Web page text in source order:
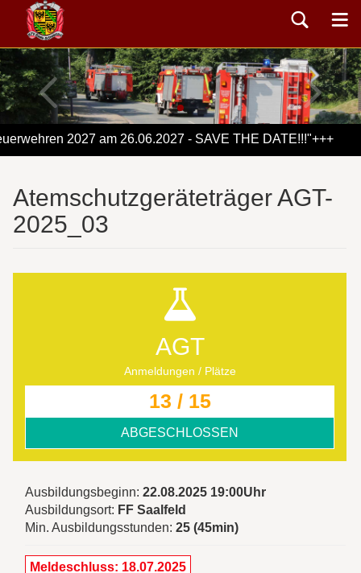
2027 am 26.06.2027 - SAVE THE DATE!!!"+++
Atemschutzgeräteträger AGT-
2025_03
AGT
Anmeldungen / Plätze
13 / 15
ABGESCHLOSSEN
Ausbildungsbeginn: 22.08.2025 19:00Uhr
Ausbildungsort: FF Saalfeld
Min. Ausbildungsstunden: 25 (45min)
Meldeschluss: 18.07.2025